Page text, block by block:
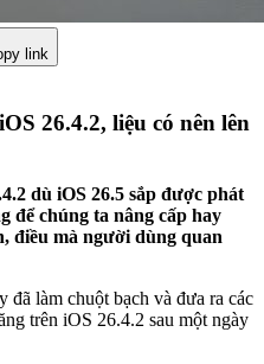
link
26.4.2, liệu có nên lên
dù iOS 26.5 sắp được phát
để chúng ta nâng cấp hay
điều mà người dùng quan
đã làm chuột bạch và đưa ra các
trên iOS 26.4.2 sau một ngày